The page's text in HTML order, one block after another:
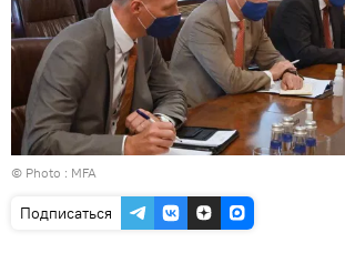
© Photo : MFA
Подписаться